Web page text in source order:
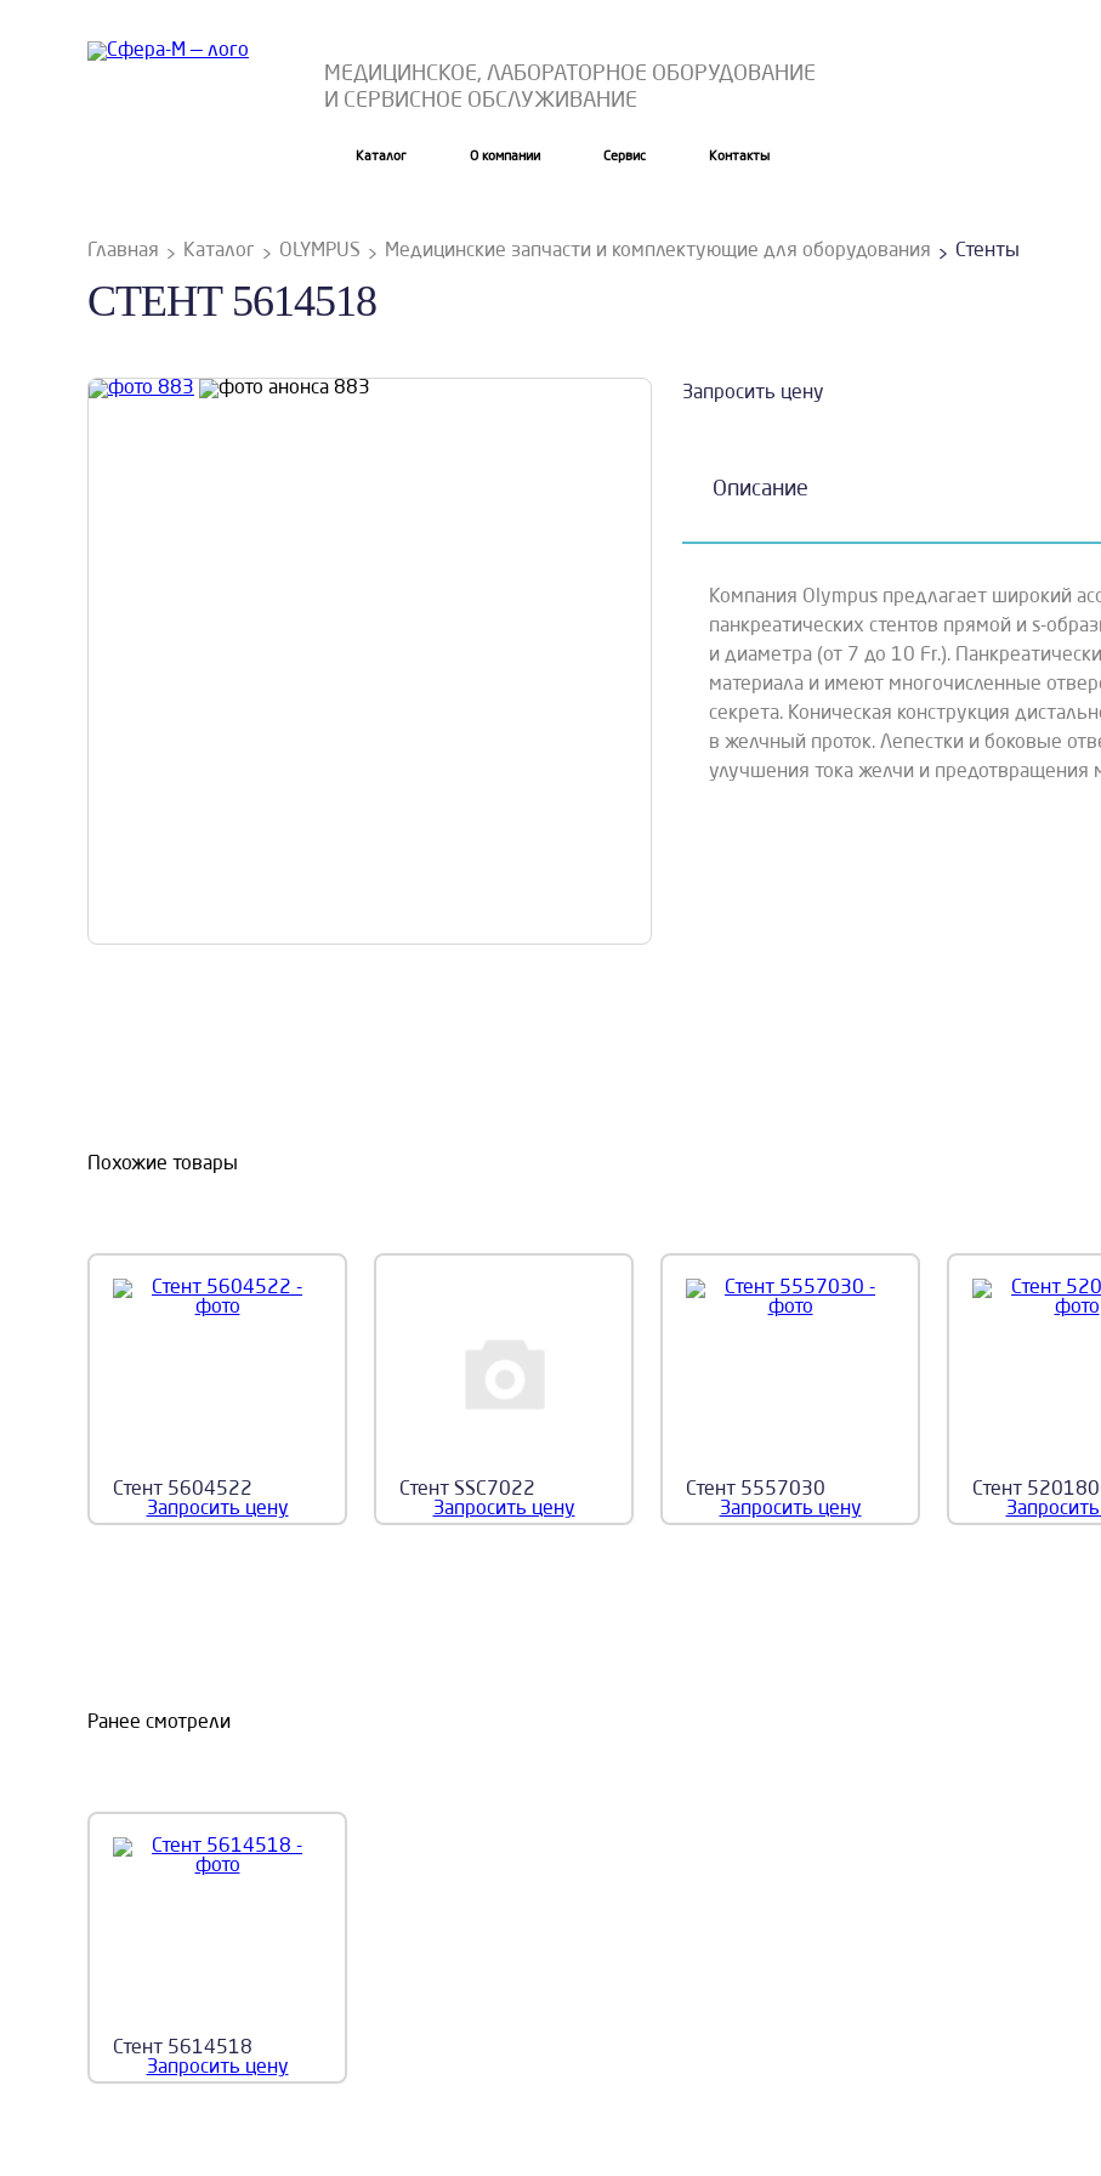
МЕДИЦИНСКОЕ, ЛАБОРАТОРНОЕ ОБОРУДОВАНИЕ
И СЕРВИСНОЕ ОБСЛУЖИВАНИЕ
Каталог О компании Сервис Контакты
Главная Каталог OLYMPUS Медицинские запчасти и комплектующие для оборудования Стенты
СТЕНТ 5614518
Запросить цену
Описание
Компания Olympus предлагает широкий
панкреатических стентов прямой и s-
и диаметра (от 7 до 10 Fr.).
материала и имеют многочисленные
секрета. Коническая конструкция
в желчный проток. Лепестки и боковые
улучшения тока желчи и предотвращения
Похожие товары
Стент 5604522
Запросить цену
Стент SSC7022
Запросить цену
Стент 5557030
Запросить цену
Стент
Ранее смотрели
Стент 5614518
Запросить цену